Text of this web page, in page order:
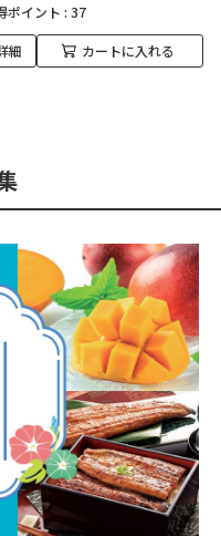
ポイント : 37
細 カートに入れる